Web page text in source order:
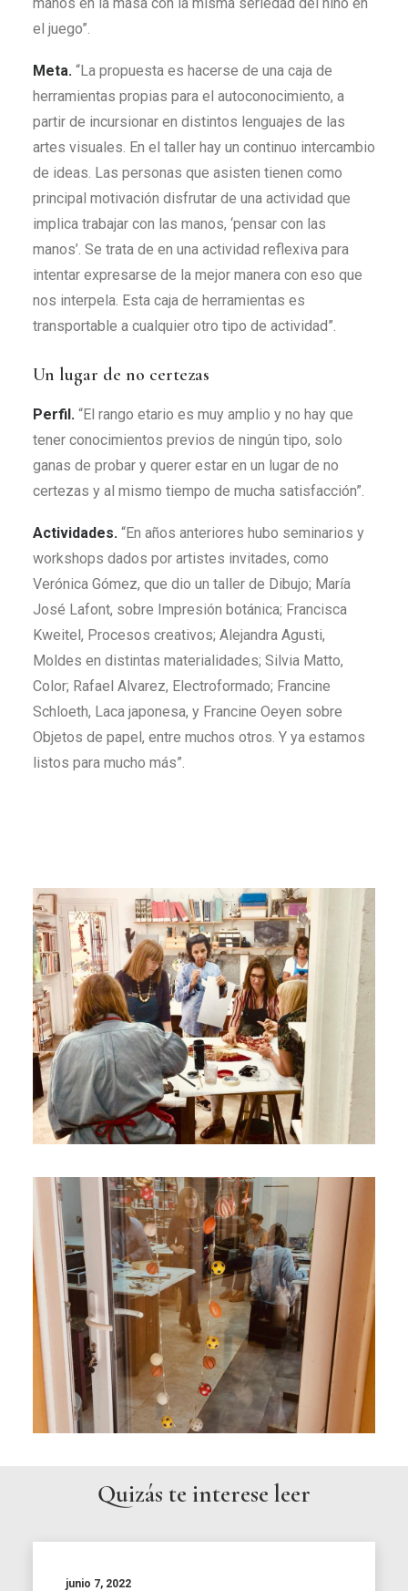
el juego”.
Meta. “La propuesta es hacerse de una caja de
herramientas propias para el autoconocimiento, a
partir de incursionar en distintos lenguajes de las
artes visuales. En el taller hay un continuo intercambio
de ideas. Las personas que asisten tienen como
principal motivación disfrutar de una actividad que
implica trabajar con las manos, ‘pensar con las
manos’. Se trata de en una actividad reflexiva para
intentar expresarse de la mejor manera con eso que
nos interpela. Esta caja de herramientas es
transportable a cualquier otro tipo de actividad”.
Un lugar de no certezas
Perfil. “El rango etario es muy amplio y no hay que
tener conocimientos previos de ningún tipo, solo
ganas de probar y querer estar en un lugar de no
certezas y al mismo tiempo de mucha satisfacción”.
Actividades. “En años anteriores hubo seminarios y
workshops dados por artistes invitades, como
Verónica Gómez, que dio un taller de Dibujo; María
José Lafont, sobre Impresión botánica; Francisca
Kweitel, Procesos creativos; Alejandra Agusti,
Moldes en distintas materialidades; Silvia Matto,
Color; Rafael Alvarez, Electroformado; Francine
Schloeth, Laca japonesa, y Francine Oeyen sobre
Objetos de papel, entre muchos otros. Y ya estamos
listos para mucho más”.
Quizás te interese leer
junio 7, 2022